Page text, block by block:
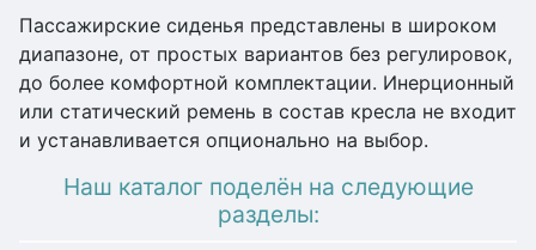
Пассажирские сиденья представлены в широком
диапазоне, от простых вариантов без регулировок,
до более комфортной комплектации. Инерционный
или статический ремень в состав кресла не входит
и устанавливается опционально на выбор.
Наш каталог поделён на следующие
разделы: